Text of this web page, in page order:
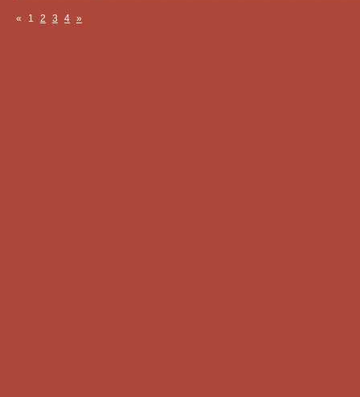
« 1 2 3 4 »